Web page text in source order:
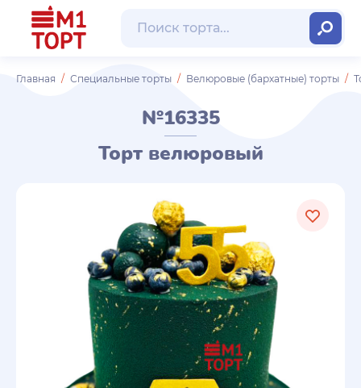
Главная Специальные торты Велюровые (бархатные) торты
№16335
Торт велюровый